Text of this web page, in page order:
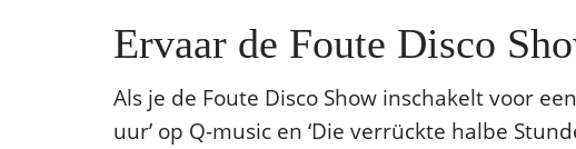
Ervaar de Foute Disco
Als je de Foute Disco Show inschakelt voor
uur’ op Q-music en ‘Die verrückte halbe